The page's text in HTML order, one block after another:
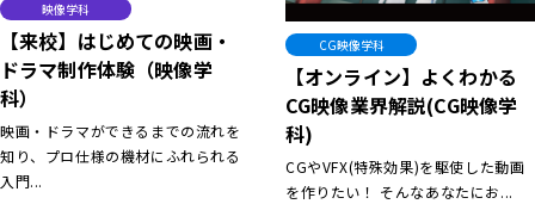
映像学科
【来校】はじめての映画・
ドラマ制作体験（映像学
科）
映画・ドラマができるまでの流れを
知り、プロ仕様の機材にふれられる
入門...
CG映像学科
【オンライン】よくわかる
CG映像業界解説(CG映像学
科)
CGやVFX(特殊効果)を駆使した動画
を作りたい！ そんなあなたにお...